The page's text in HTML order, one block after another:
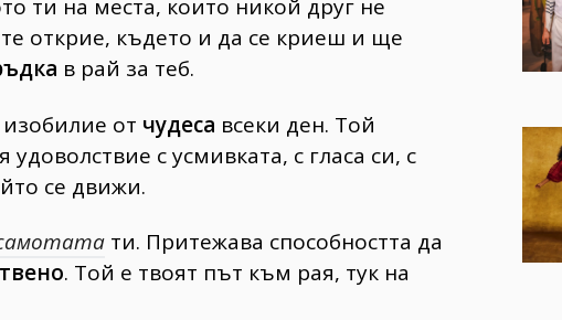
ти на места, които никой друг не
открие, където и да се криеш и ще
в рай за теб.
от чудеса всеки ден. Той
с усмивката, с гласа си, с
се движи.
ти. Притежава способността да
. Той е твоят път към рая, тук на